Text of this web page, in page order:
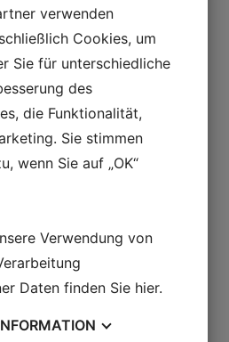
Weg
royal hall
im Unterricht
in den 1850er Jahren
in Båldalen
verwenden
Cookies, um
Sie für unterschiedliche
des
die Funktionalität,
Sie stimmen
wenn Sie auf „OK“
Verwendung von
Daten finden Sie hier.